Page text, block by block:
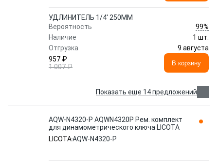
УДЛИНИТЕЛЬ 1/4' 250ММ
Вероятность
99%
Наличие
1 шт.
Отгрузка
9 августа
957 ₽
1 007 ₽
В корзину
Показать еще 14 предложений
AQW-N4320-P AQWN4320P Рем. комплект
для динамометрического ключа LICOTA
LICOTAAQW-N4320-P